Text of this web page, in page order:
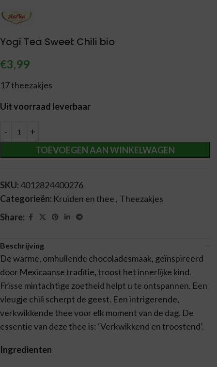
Yogi Tea Sweet Chili bio
€3,99
17 theezakjes
Uit voorraad leverbaar
TOEVOEGEN AAN WINKELWAGEN
Alternative:
SKU: 4012824400276
Categorieën: Kruiden en thee, Theezakjes
Share:
Beschrijving
De warme, omhullende chocoladesmaak, geïnspireerd
door Mexicaanse traditie, troost het innerlijke kind.
Frisse mintachtige zoetheid helpt u te ontspannen. Een
vleugje chili scherpt de geest. Een intrigerende,
verkwikkende thee voor elk moment van de dag. De
essentie van deze thee is: ‘Verkwikkend en troostend’.
Ingredienten